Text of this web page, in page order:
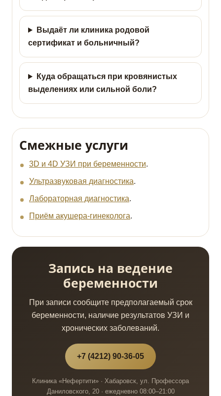
Выдаёт ли клиника родовой
сертификат и больничный?
Куда обращаться при кровянистых
выделениях или сильной боли?
Смежные услуги
3D и 4D УЗИ при беременности.
Ультразвуковая диагностика.
Лабораторная диагностика.
Приём акушера-гинеколога.
Запись на ведение
беременности
При записи сообщите предполагаемый срок
беременности, наличие результатов УЗИ и
хронических заболеваний.
+7 (4212) 90-36-05
Клиника «Нефертити» · Хабаровск, ул. Профессора
Даниловского, 20 · ежедневно 08:00–21:00